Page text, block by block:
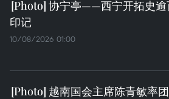
协宁亭——西宁开拓史逾
印记
10/08/2026 01:00
越南国会主席陈青敏率